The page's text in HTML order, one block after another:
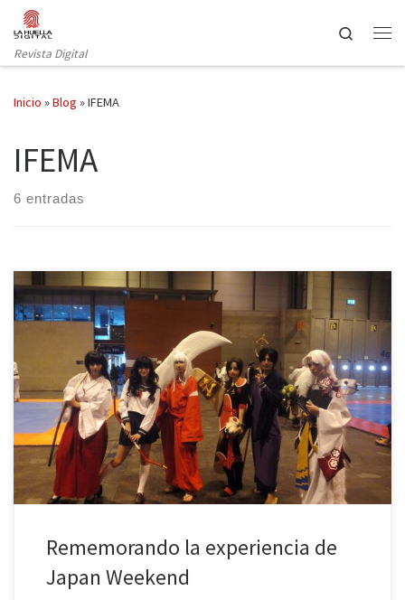
Saltar al contenido
Revista Digital
Search
Inicio »Blog »IFEMA
IFEMA
6 entradas
Uno de los eventos más importantes del mundo otaku, Japan
Weekend, abrió sus puertas una vez más durante los días 30 de
septiembre y 1 de octubre en el recinto ferial Ifema de Madrid. La
asistencia fue tan masiva que incluso se llegó a batir el récord de
visitantes el […]
Rememorando la experiencia de
Japan Weekend